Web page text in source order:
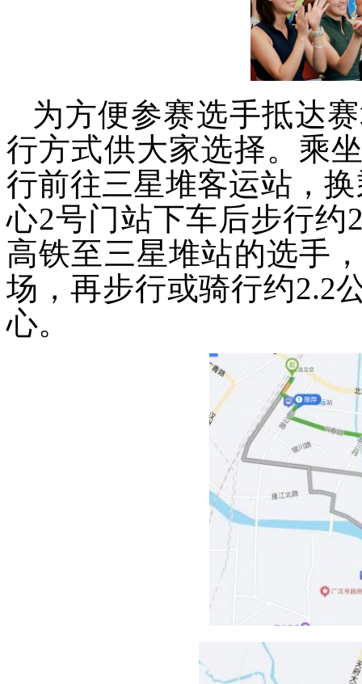
为方便参赛选手抵达
行方式供大家选择。乘
行前往三星堆客运站，
心2号门站下车后步行约
高铁至三星堆站的选手
场，再步行或骑行约2.2
心。